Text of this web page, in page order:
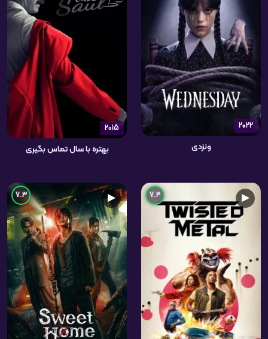
2022
ونزدی
2015
بهتره با سال تماس بگیری
▶
7.4
▶
7.3